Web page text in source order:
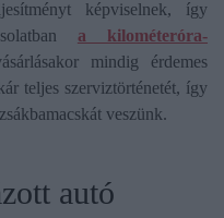
képviselnek, így
a kilométeróra-
mindig érdemes
teljes szerviztörténetét, így
veszünk.
autó